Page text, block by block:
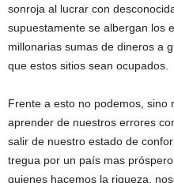
sonroja al lucrar con
supuestamente se albergan los
millonarias sumas de dineros a
que estos sitios sean ocupados.
Frente a esto no podemos, sino
aprender de nuestros errores
salir de nuestro estado de
tregua por un país mas
quienes hacemos la riqueza,